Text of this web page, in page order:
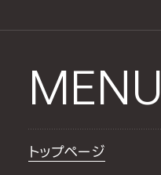
MENU
トップページ